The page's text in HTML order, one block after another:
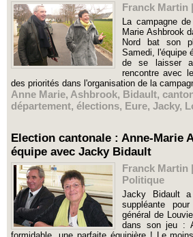
Franck Martin
La campagne
Marie Ashbrook
Nord bat son
Samedi, l'équipe
de se laisser
rencontre avec
des priorités dans l'organisation de la
Anne Marie, Ashbrook, Bidault,
département, élections, Eure, Jacky,
Election cantonale : Anne-Marie
équipe avec Jacky Bidault
Franck Martin
Politique
Jacky Bidault
suppléante
général de
dans son jeu :